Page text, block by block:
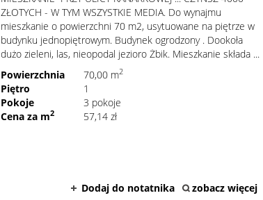
ZŁOTYCH - W TYM WSZYSTKIE MEDIA. Do wynajmu
mieszkanie o powierzchni 70 m2, usytuowane na piętrze w
budynku jednopiętrowym. Budynek ogrodzony . Dookoła
dużo zieleni, las, nieopodal jezioro Żbik. Mieszkanie składa ...
Powierzchnia
70,00 m2
Piętro
1
Pokoje
3 pokoje
Cena za m2 57,14 zł
Dodaj do notatnika zobacz więcej